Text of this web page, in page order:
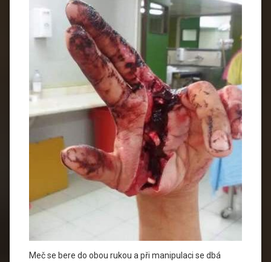
Meč se bere do obou rukou a při manipulaci se dbá